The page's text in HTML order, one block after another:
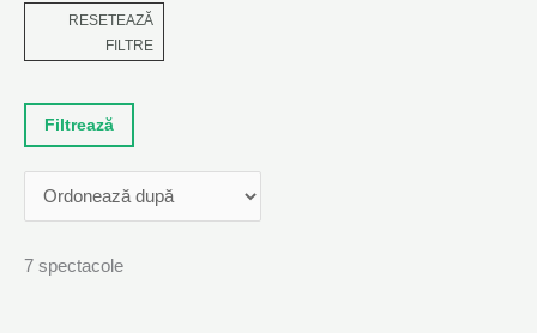
RESETEAZĂ
FILTRE
7 spectacole